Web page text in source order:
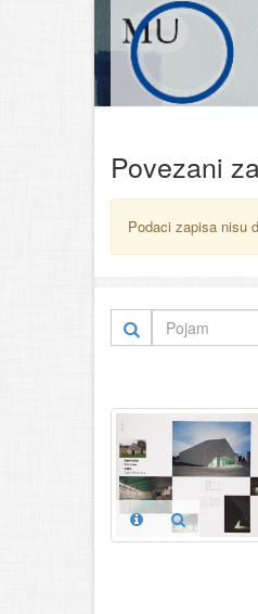
Povezani
Podaci zapisa nisu